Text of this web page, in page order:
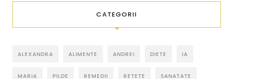
CATEGORII
ALEXANDRA ALIMENTE ANDREI DIETE IA
MARIA PILDE REMEDII RETETE SANATATE